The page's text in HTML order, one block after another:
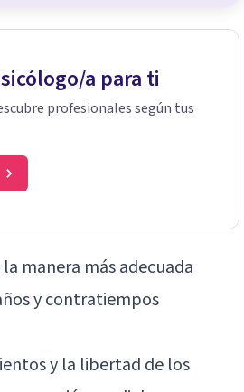
a para ti
profesionales según tus
manera más adecuada
y contratiempos
y la libertad de los